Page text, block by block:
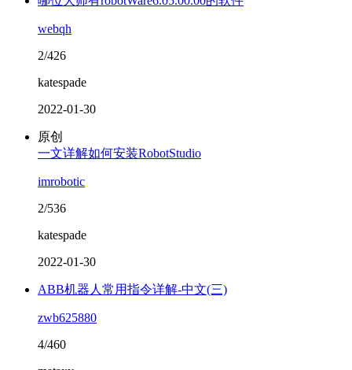
webqh
2/426
katespade
2022-01-30
原创
一文详解如何安装RobotStudio
imrobotic
2/536
katespade
2022-01-30
ABB机器人常用指令详解-中文(三)
zwb625880
4/460